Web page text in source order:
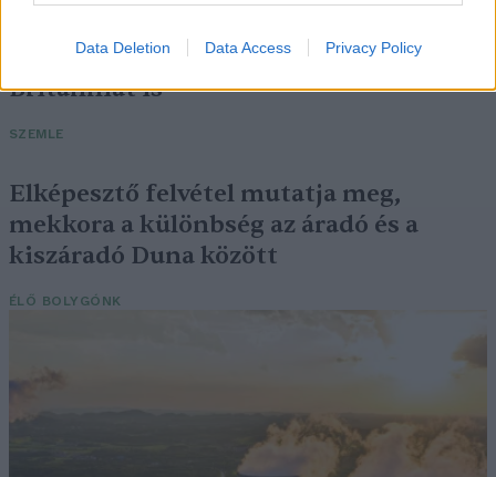
Data Deletion Data Access Privacy Policy
Történelmi aszály sújtja Nagy-
Britanniát is
SZEMLE
Elképesztő felvétel mutatja meg,
mekkora a különbség az áradó és a
kiszáradó Duna között
ÉLŐ BOLYGÓNK